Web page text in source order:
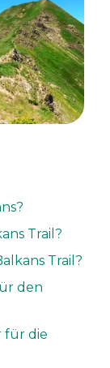
Trail?
Trail?
den
für die